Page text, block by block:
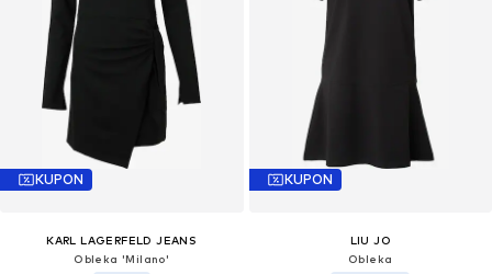
KUPON
KARL LAGERFELD JEANS
Obleka 'Milano'
KUPON
LIU JO
Obleka